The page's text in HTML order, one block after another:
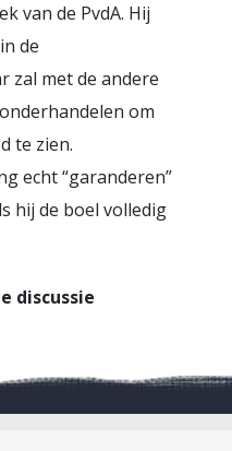
van de PvdA. Hij
de
zal met de andere
om
te zien.
echt “garanderen”
hij de boel volledig
discussie